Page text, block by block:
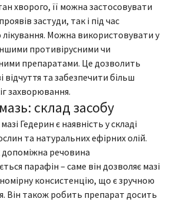
хворого, її можна застосовувати
застуди, так і під час
лікування. Можна використовувати у
противірусними чи
препаратами. Це дозволить
відчуття та забезпечити більш
захворювання.
склад засобу
Гедерин є наявність у складі
та натуральних ефірних олій.
речовина
парафін – саме він дозволяє мазі
консистенцію, що є зручною
Він також робить препарат досить